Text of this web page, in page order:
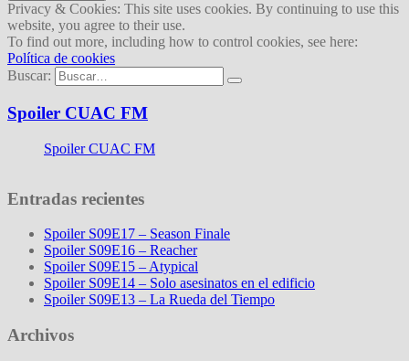
Privacy & Cookies: This site uses cookies. By continuing to use this
website, you agree to their use.
To find out more, including how to control cookies, see here:
Política de cookies
Buscar:
Spoiler CUAC FM
Spoiler CUAC FM
Entradas recientes
Spoiler S09E17 – Season Finale
Spoiler S09E16 – Reacher
Spoiler S09E15 – Atypical
Spoiler S09E14 – Solo asesinatos en el edificio
Spoiler S09E13 – La Rueda del Tiempo
Archivos